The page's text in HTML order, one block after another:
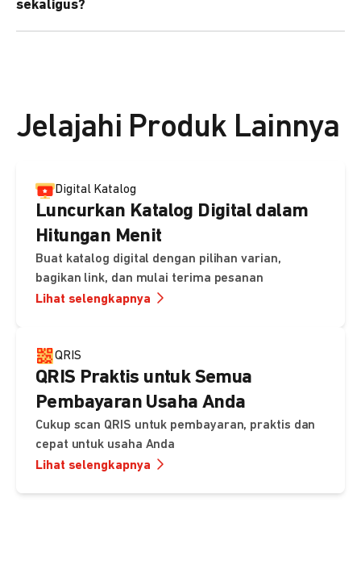
kebutuhan Anda.
sekaligus?
Jelajahi Produk Lainnya
Digital Katalog
Luncurkan Katalog Digital dalam
Hitungan Menit
Buat katalog digital dengan pilihan varian,
bagikan link, dan mulai terima pesanan
Lihat selengkapnya
QRIS
QRIS Praktis untuk Semua
Pembayaran Usaha Anda
Cukup scan QRIS untuk pembayaran, praktis dan
cepat untuk usaha Anda
Lihat selengkapnya